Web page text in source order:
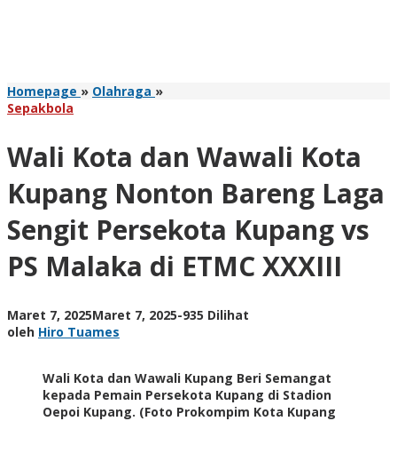
Homepage » Olahraga »Wali
Kota
Nonton
Bareng
Laga
Sengit
Persekota
Kupang
PS
XXXIII
Sepakbola
Wali Kota dan Wawali Kota
Kupang Nonton Bareng Laga
Sengit Persekota Kupang vs
PS Malaka di ETMC XXXIII
Maret 7, 2025Maret 7, 2025oleh
-935 Dilihat
oleh Hiro Tuames
Wali Kota dan Wawali Kupang Beri Semangat
kepada Pemain Persekota Kupang di Stadion
Oepoi Kupang. (Foto Prokompim Kota Kupang